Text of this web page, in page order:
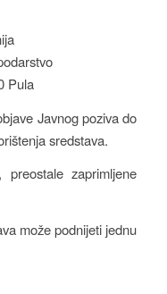
Pula
Javnog poziva do
sredstava.
zaprimljene
može podnijeti jednu